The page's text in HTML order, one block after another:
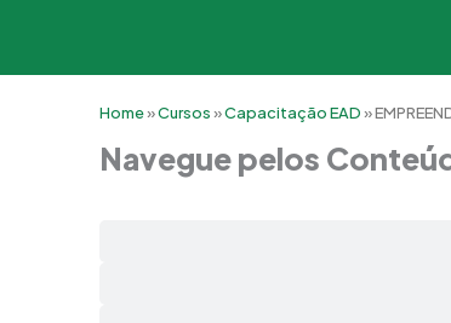
Home»Cursos»Capacitação EAD»
Navegue pelos